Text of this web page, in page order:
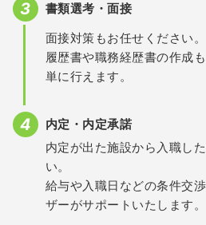
書類選考・面接
面接対策もお任せください。
履歴書や職務経歴書の作成
単に行えます。
内定・内定承諾
内定が出た施設から入職し
い。
給与や入職日などの条件交
ザーがサポートいたします。